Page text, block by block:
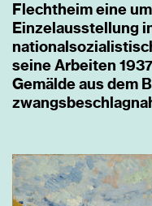
Flechtheim eine
Einzelausstellung
seine Arbeiten
Gemälde aus dem